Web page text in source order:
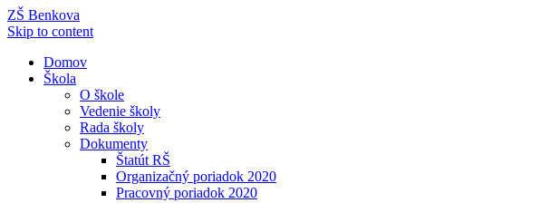
ZŠ Benkova
Skip to content
Domov
Škola
O škole
Vedenie školy
Rada školy
Dokumenty
Štatút RŠ
Organizačný poriadok 2020
Pracovný poriadok 2020